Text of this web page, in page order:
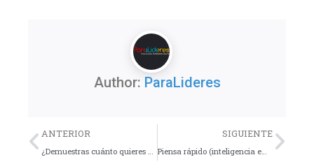
Author: ParaLideres
Previo
ANTERIOR SIGUIENTE
Piensa rápido (inteligencia emocional) | Denis Robinson